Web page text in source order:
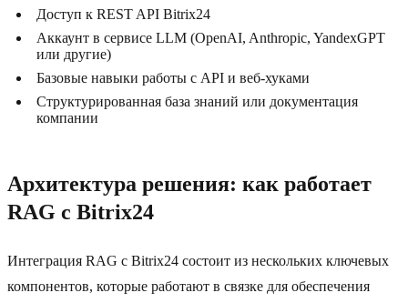
Доступ к REST API Bitrix24
Аккаунт в сервисе LLM (OpenAI, Anthropic, YandexGPT
или другие)
Базовые навыки работы с API и веб-хуками
Структурированная база знаний или документация
компании
Архитектура решения: как работает
RAG с Bitrix24
Интеграция RAG с Bitrix24 состоит из нескольких ключевых
компонентов, которые работают в связке для обеспечения